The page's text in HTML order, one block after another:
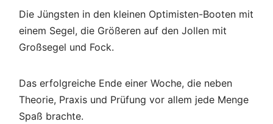
Die Jüngsten in den kleinen Optimisten-Booten mit
einem Segel, die Größeren auf den Jollen mit
Großsegel und Fock.
Das erfolgreiche Ende einer Woche, die neben
Theorie, Praxis und Prüfung vor allem jede Menge
Spaß brachte.